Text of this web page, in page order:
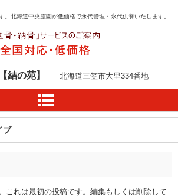
。北海道中央霊園が低価格で永代管理・永代供養いたします。
結の苑】 北海道三笠市大里334番地
ブ
これは最初の投稿です。編集もしくは削除して